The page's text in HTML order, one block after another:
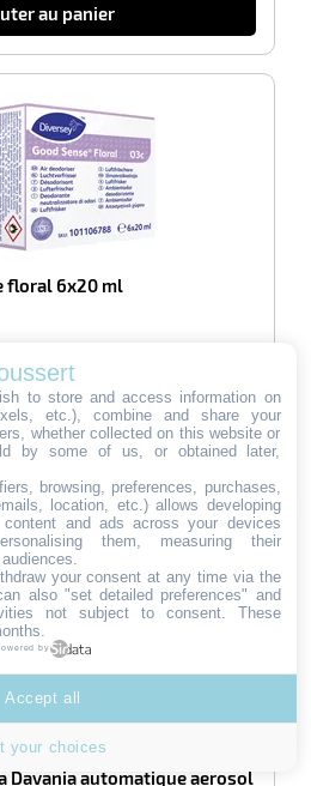
au panier
floral 6x20 ml
concentrée qui permet une
parfum. Les cartou…
au panier
-100%
Davania automatique aerosol
to store and access information on
etc.), combine and share your
whether collected on this website or
by some of us, or obtained later,
browsing, preferences, purchases,
location, etc.) allows developing
and ads across your devices
them, measuring their
your consent at any time via the
also "set detailed preferences" and
not subject to consent. These
by
your choices
Accept all